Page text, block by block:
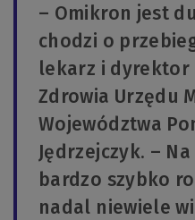
– Omikron jest
chodzi o
lekarz i dyrektor
Zdrowia Urzędu
Województwa
Jędrzejczyk. –
bardzo szybko
nadal niewiele